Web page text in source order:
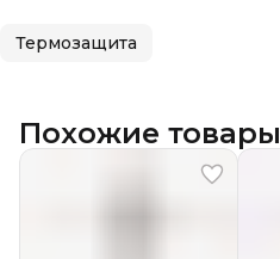
Термозащита
Похожие товары